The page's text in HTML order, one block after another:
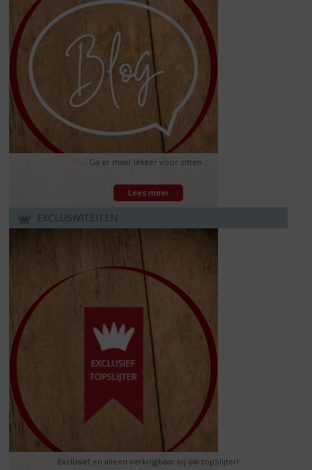
Ga er maar lekker voor zitten...
Lees meer
EXCLUSIVITEITEN
Exclusief en alleen verkrijgbaar bij úw topSlijter!